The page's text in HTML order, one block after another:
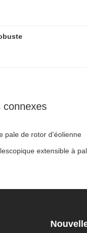
connexes
pale de rotor d'éolienne